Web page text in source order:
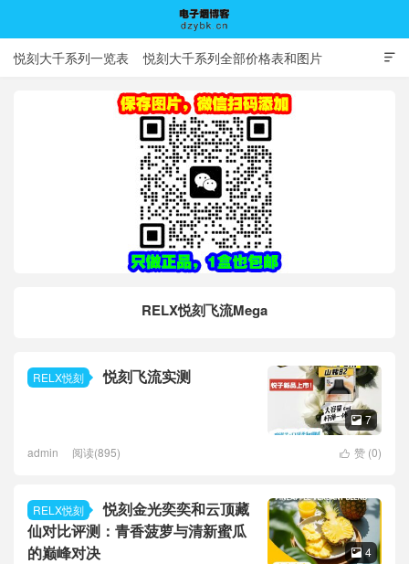
电子烟博客

悦刻大千系列一览表 悦刻大千系列全部价格表和图片
RELX悦刻飞流Mega
RELX悦刻 悦刻飞流实测
 7
 赞 (0)
admin 阅读(895)
RELX悦刻
悦刻金光奕奕和云顶藏
仙对比评测：青香菠萝与清新蜜瓜
的巅峰对决
 4